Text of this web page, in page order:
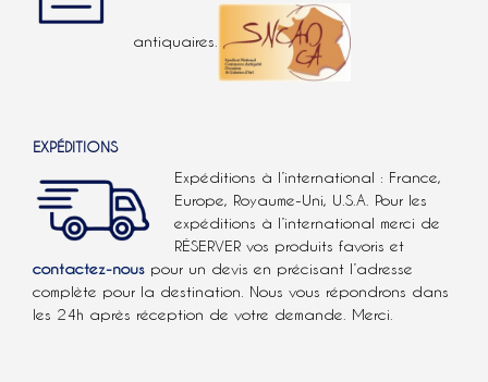
antiquaires.
EXPÉDITIONS
Expéditions à l’international : France,
Europe, Royaume-Uni, U.S.A. Pour les
expéditions à l’international merci de
RÉSERVER vos produits favoris et
contactez-nous pour un devis en précisant l’adresse
complète pour la destination. Nous vous répondrons dans
les 24h après réception de votre demande. Merci.